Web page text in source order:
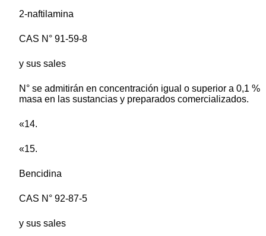
2-naftilamina
CAS N° 91-59-8
y sus sales
N° se admitirán en concentración igual o superior a 0,1 %
masa en las sustancias y preparados comercializados.
«14.
«15.
Bencidina
CAS N° 92-87-5
y sus sales